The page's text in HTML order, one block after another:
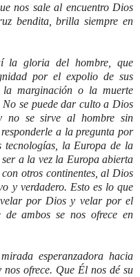
nos sale al encuentro Dios
bendita, brilla siempre en
la gloria del hombre, que
por el expolio de sus
marginación o la muerte
se puede dar culto a Dios
se sirve al hombre sin
a la pregunta por
la Europa de la
a la vez la Europa abierta
otros continentes, al Dios
y verdadero. Esto es lo que
por Dios y velar por el
de ambos se nos ofrece en
esperanzadora hacia
ofrece. Que Él nos dé su